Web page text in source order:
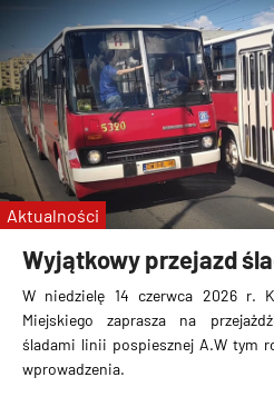
Wyjątkowy przejazd
W niedzielę 14 czerwca 2026 r.
Miejskiego zaprasza na
śladami linii pospiesznej A.W tym
wprowadzenia.
Aktualności